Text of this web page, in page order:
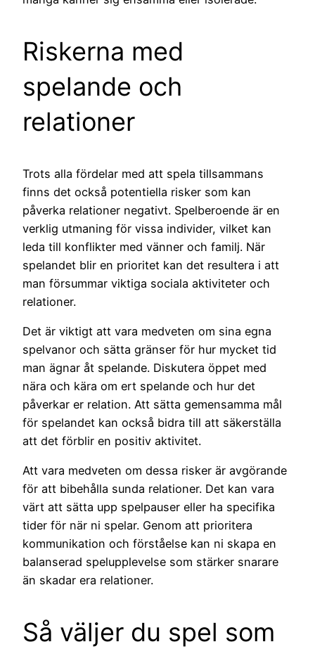
Riskerna med
spelande och
relationer
Trots alla fördelar med att spela tillsammans
finns det också potentiella risker som kan
påverka relationer negativt. Spelberoende är en
verklig utmaning för vissa individer, vilket kan
leda till konflikter med vänner och familj. När
spelandet blir en prioritet kan det resultera i att
man försummar viktiga sociala aktiviteter och
relationer.
Det är viktigt att vara medveten om sina egna
spelvanor och sätta gränser för hur mycket tid
man ägnar åt spelande. Diskutera öppet med
nära och kära om ert spelande och hur det
påverkar er relation. Att sätta gemensamma mål
för spelandet kan också bidra till att säkerställa
att det förblir en positiv aktivitet.
Att vara medveten om dessa risker är avgörande
för att bibehålla sunda relationer. Det kan vara
värt att sätta upp spelpauser eller ha specifika
tider för när ni spelar. Genom att prioritera
kommunikation och förståelse kan ni skapa en
balanserad spelupplevelse som stärker snarare
än skadar era relationer.
Så väljer du spel som